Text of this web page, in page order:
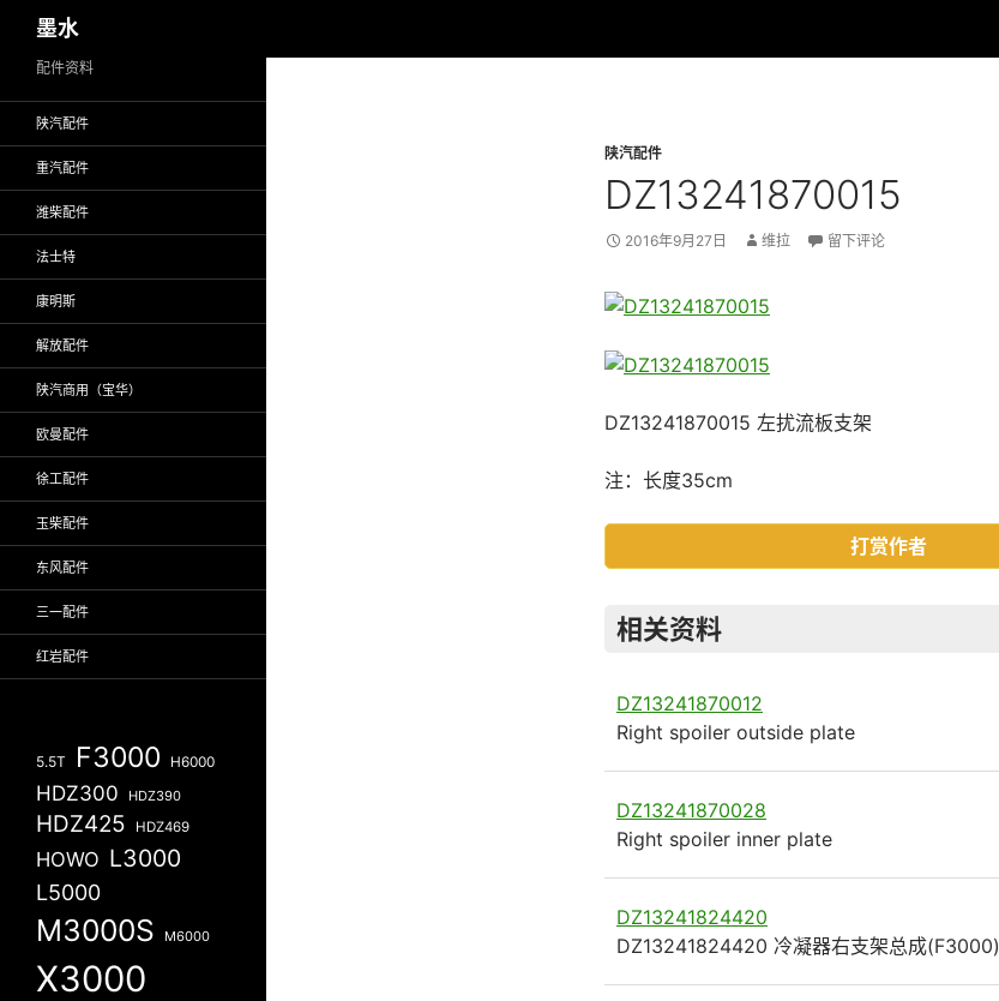
至
墨水
陕汽配件
DZ13241870015
2016年9月27日 维拉 留下评论
DZ13241870015 左扰流板支架
注：长度35cm
打赏作者
相关资料
DZ13241870012
Right spoiler outside plate
DZ13241870028
Right spoiler inner plate
DZ13241824420
DZ13241824420 冷凝器右支架总成(F3000)
配件资料
陕汽配件
重汽配件
潍柴配件
法士特
康明斯
解放配件
陕汽商用（宝华）
欧曼配件
徐工配件
玉柴配件
东风配件
三一配件
红岩配件
5.5T F3000 H6000
HDZ300 HDZ390
HDZ425 HDZ469
HOWO L3000
L5000
M3000S M6000
X3000